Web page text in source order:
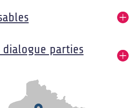
dialogue parties